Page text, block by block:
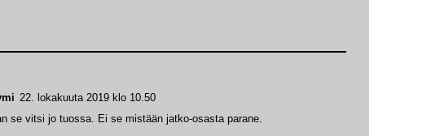
22. lokakuuta 2019 klo 10.50
se vitsi jo tuossa. Ei se mistään jatko-osasta parane.